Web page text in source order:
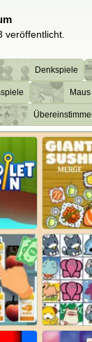
veröffentlicht.
Denkspiele
Maus